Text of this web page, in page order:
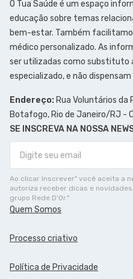
O Tua Saúde é um espaço
educação sobre temas
bem-estar. Também
médico personalizado. As
ser utilizadas como
especializado, e não
Endereço: Rua Voluntários da
Botafogo, Rio de Janeiro/RJ -
SE INSCREVA NA NOSSA
Ao clicar Inscrever" você aceita a
autoriza receber dicas e
grupo Rede D'Or."
Quem Somos
Processo criativo
Política de Privacidade